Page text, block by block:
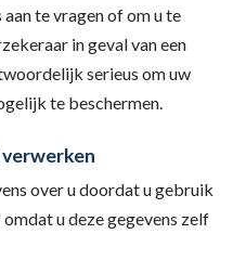
te vragen of om u te
in geval van een
serieus om uw
te beschermen.
verwerken
over u doordat u gebruik
u deze gegevens zelf